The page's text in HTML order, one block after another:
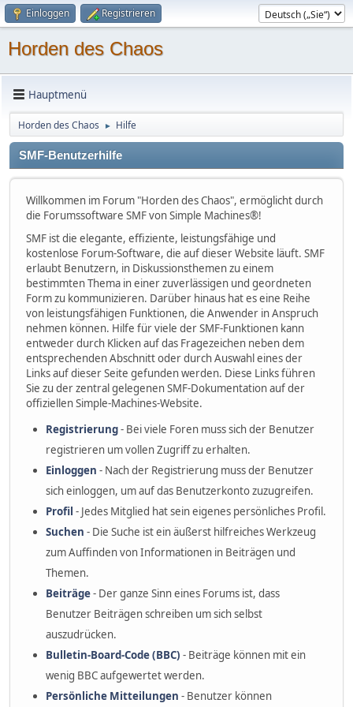
Einloggen Registrieren
Horden des Chaos
Hauptmenü
Horden des Chaos ► Hilfe
SMF-Benutzerhilfe
Willkommen im Forum "Horden des Chaos", ermöglicht durch
die Forumssoftware SMF von Simple Machines®!
SMF ist die elegante, effiziente, leistungsfähige und
kostenlose Forum-Software, die auf dieser Website läuft. SMF
erlaubt Benutzern, in Diskussionsthemen zu einem
bestimmten Thema in einer zuverlässigen und geordneten
Form zu kommunizieren. Darüber hinaus hat es eine Reihe
von leistungsfähigen Funktionen, die Anwender in Anspruch
nehmen können. Hilfe für viele der SMF-Funktionen kann
entweder durch Klicken auf das Fragezeichen neben dem
entsprechenden Abschnitt oder durch Auswahl eines der
Links auf dieser Seite gefunden werden. Diese Links führen
Sie zu der zentral gelegenen SMF-Dokumentation auf der
offiziellen Simple-Machines-Website.
Registrierung- Bei viele Foren muss sich der Benutzer
registrieren um vollen Zugriff zu erhalten.
Einloggen - Nach der Registrierung muss der Benutzer
sich einloggen, um auf das Benutzerkonto zuzugreifen.
Profil - Jedes Mitglied hat sein eigenes persönliches Profil.
Suchen - Die Suche ist ein äußerst hilfreiches Werkzeug
zum Auffinden von Informationen in Beiträgen und
Themen.
Beiträge- Der ganze Sinn eines Forums ist, dass
Benutzer Beiträgen schreiben um sich selbst
auszudrücken.
Bulletin-Board-Code (BBC) - Beiträge können mit ein
wenig BBC aufgewertet werden.
Persönliche Mitteilungen - Benutzer können